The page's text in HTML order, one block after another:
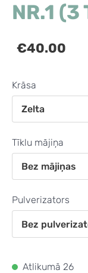
NR.1 (3
€40.00
Krāsa
Tīklu mājiņa
Pulverizators
Atlikumā 26